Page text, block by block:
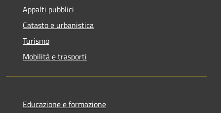
Appalti pubblici
Catasto e urbanistica
Turismo
Mobilità e trasporti
Educazione e formazione